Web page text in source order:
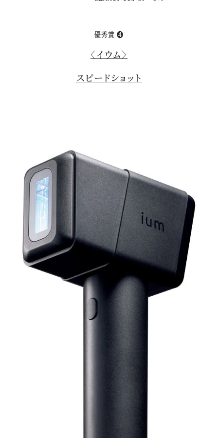
優秀賞 ❹
〈イウム〉
スピードショット